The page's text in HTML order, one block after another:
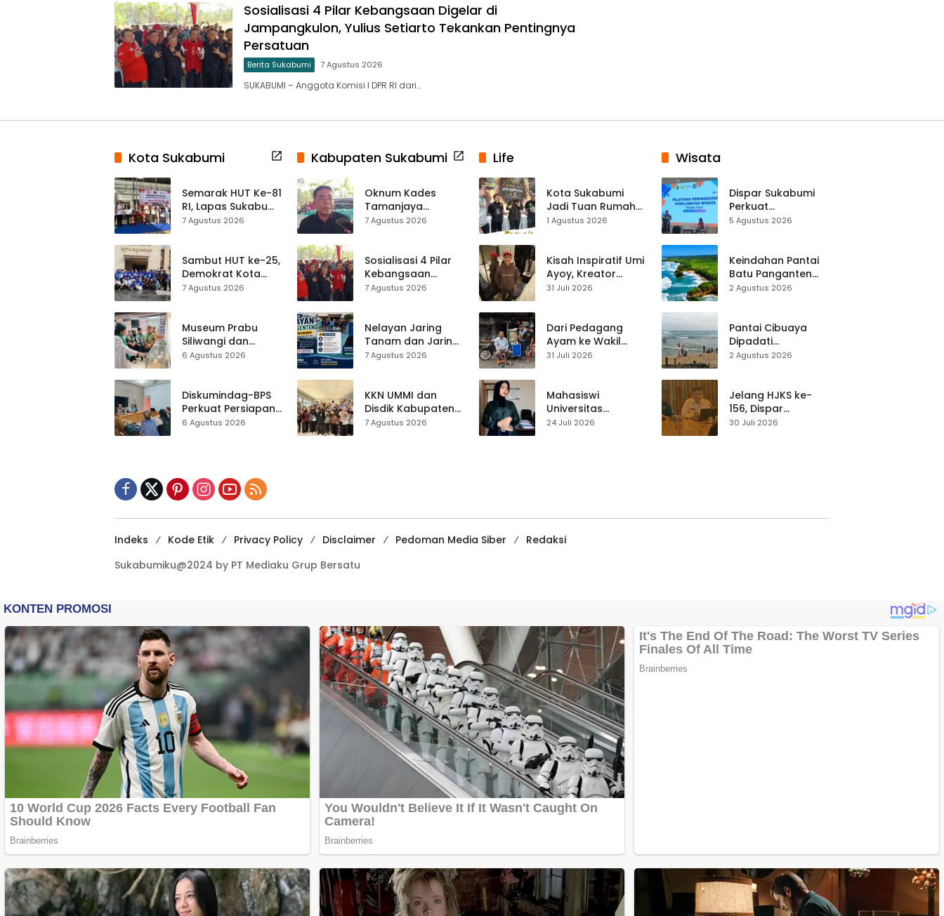
Sosialisasi 4 Pilar Kebangsaan Digelar di
Jampangkulon, Yulius Setiarto Tekankan Pentingnya
Persatuan
Berita Sukabumi 7 Agustus 2026
SUKABUMI – Anggota Komisi I DPR RI dari…
Kota Sukabumi
Semarak HUT Ke-81
RI, Lapas Sukabumi
Resmi Gelar Pekan
7 Agustus 2026
Sambut HUT ke-25,
Demokrat Kota
Sukabumi
ASRI Lewat Aksi
Bersih Masjid
Agung
7 Agustus 2026
Museum Prabu
Siliwangi dan
Museum Keramik
Hampir 500 Koleksi
Dipisahkan
6 Agustus 2026
Diskumindag-BPS
Perkuat Persiapan
Sensus Ekonomi,
6 Agustus 2026
Kabupaten Sukabumi
Oknum Kades
Tamanjaya
Terjerat Kasus
Seleksi Calon
Kades Diperketat
7 Agustus 2026
Sosialisasi 4 Pilar
Kebangsaan
Digelar di
Tekankan
Pentingnya
Persatuan
7 Agustus 2026
Nelayan Jaring
Tanam dan Jaring
Obor
Penangkapan
7 Agustus 2026
KKN UMMI dan
Disdik Kabupaten
Sukabumi Perkuat
7 Agustus 2026
Life
Kota Sukabumi
Jadi Tuan Rumah
Kontes Batu Akik
1 Agustus 2026
Kisah Inspiratif Umi
Ayoy, Kreator
TikTok Asal
Live Streaming
31 Juli 2026
Dari Pedagang
Ayam ke Wakil
Ketua DPRD, H.
Pasar Cisaat
31 Juli 2026
Mahasiswi
Universitas
Muhammadiyah
24 Juli 2026
Wisata
Dispar Sukabumi
Perkuat
Keselamatan
Mitigasi hingga
Teknik Evakuasi
5 Agustus 2026
Keindahan Pantai
Batu Panganten
Mulai Dilirik
2 Agustus 2026
Pantai Cibuaya
Dipadati
Wisatawan,
Waspada
2 Agustus 2026
Jelang HJKS ke-
156, Dispar
Kabupaten
30 Juli 2026
Indeks Kode Etik Privacy Policy Disclaimer Pedoman Media Siber
Redaksi
Sukabumiku@2024 by PT Mediaku Grup Bersatu